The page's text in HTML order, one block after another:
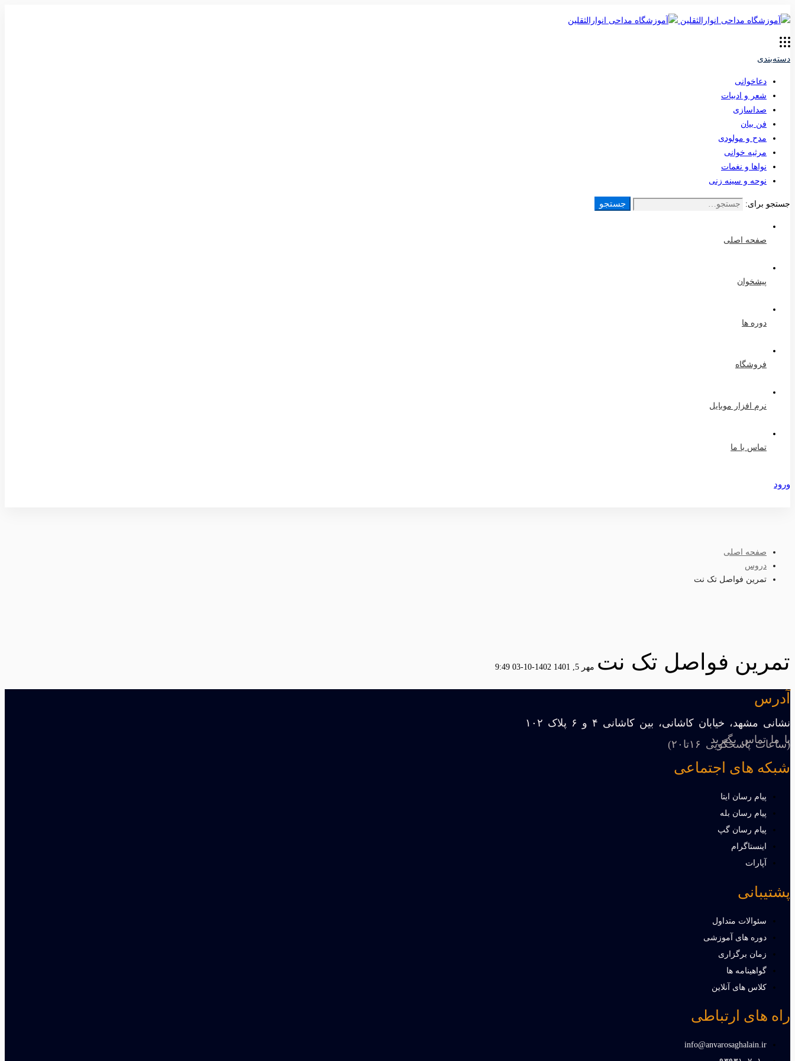
دسته‌بندی
دعاخوانی
شعر و ادبیات
صداسازی
فن بیان
مدح و مولودی
مرثیه خوانی
نواها و نغمات
نوحه و سینه زنی
جستجو برای: جستجو
صفحه اصلی
پیشخوان
دوره ها
فروشگاه
نرم افزار موبایل
تماس با ما
ورود
صفحه اصلی
دروس
تمرین فواصل تک نت
تمرین فواصل تک نت مهر 5, 1401 1402-10-03 9:49
آدرس
نشانی مشهد، خیابان کاشانی، بین کاشانی ۴ و ۶ پلاک ۱۰۲
با ما تماس بگیرید
(ساعات پاسخگویی ۱۶تا۲۰)
شبکه های اجتماعی
پیام رسان ایتا
پیام رسان بله
پیام رسان گپ
اینستاگرام
آپارات
پشتیبانی
سئوالات متداول
دوره های آموزشی
زمان برگزاری
گواهینامه ها
کلاس های آنلاین
راه های ارتباطی
info@anvarosaghalain.ir​